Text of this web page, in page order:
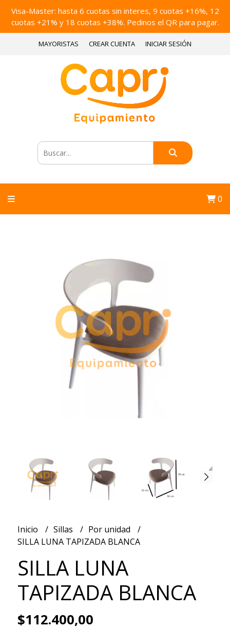
Visa-Master: hasta 6 cuotas sin interes, 9 cuotas +16%, 12
cuotas +21% y 18 cuotas +38%. Pedinos el QR para pagar.
MAYORISTAS CREAR CUENTA INICIAR SESIÓN
0
Inicio Sillas
Por unidad
SILLA LUNA TAPIZADA BLANCA
SILLA LUNA
TAPIZADA BLANCA
$112.400,00